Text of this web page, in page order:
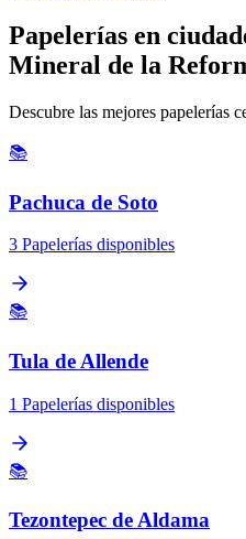
Papelerías en
Mineral de la
Descubre las mejores papelerías
📚
Pachuca de Soto
3 Papelerías disponibles
📚
Tula de Allende
1 Papelerías disponibles
📚
Tezontepec de Aldama